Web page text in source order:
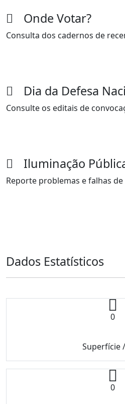
Onde Votar?
Consulta dos cadernos de
Dia da Defesa
Consulte os editais de
Iluminação
Reporte problemas e falhas
Dados Estatísticos
0
Superfície
0